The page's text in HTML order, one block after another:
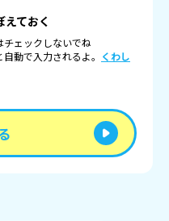
えておく
ェックしないでね
動で入力されるよ。 くわし